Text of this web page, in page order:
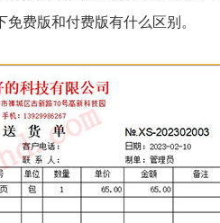
费版和付费版有什么区别。